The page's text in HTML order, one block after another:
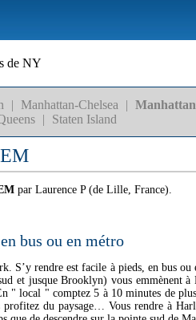
de NY
| Manhattan-Chelsea |
| Staten Island
par Laurence P (de Lille, France).
bus ou en métro
S’y rendre est facile à pieds, en bus
et jusque Brooklyn) vous emmènent
" local " comptez 5 à 10 minutes de
du paysage… Vous rendre à